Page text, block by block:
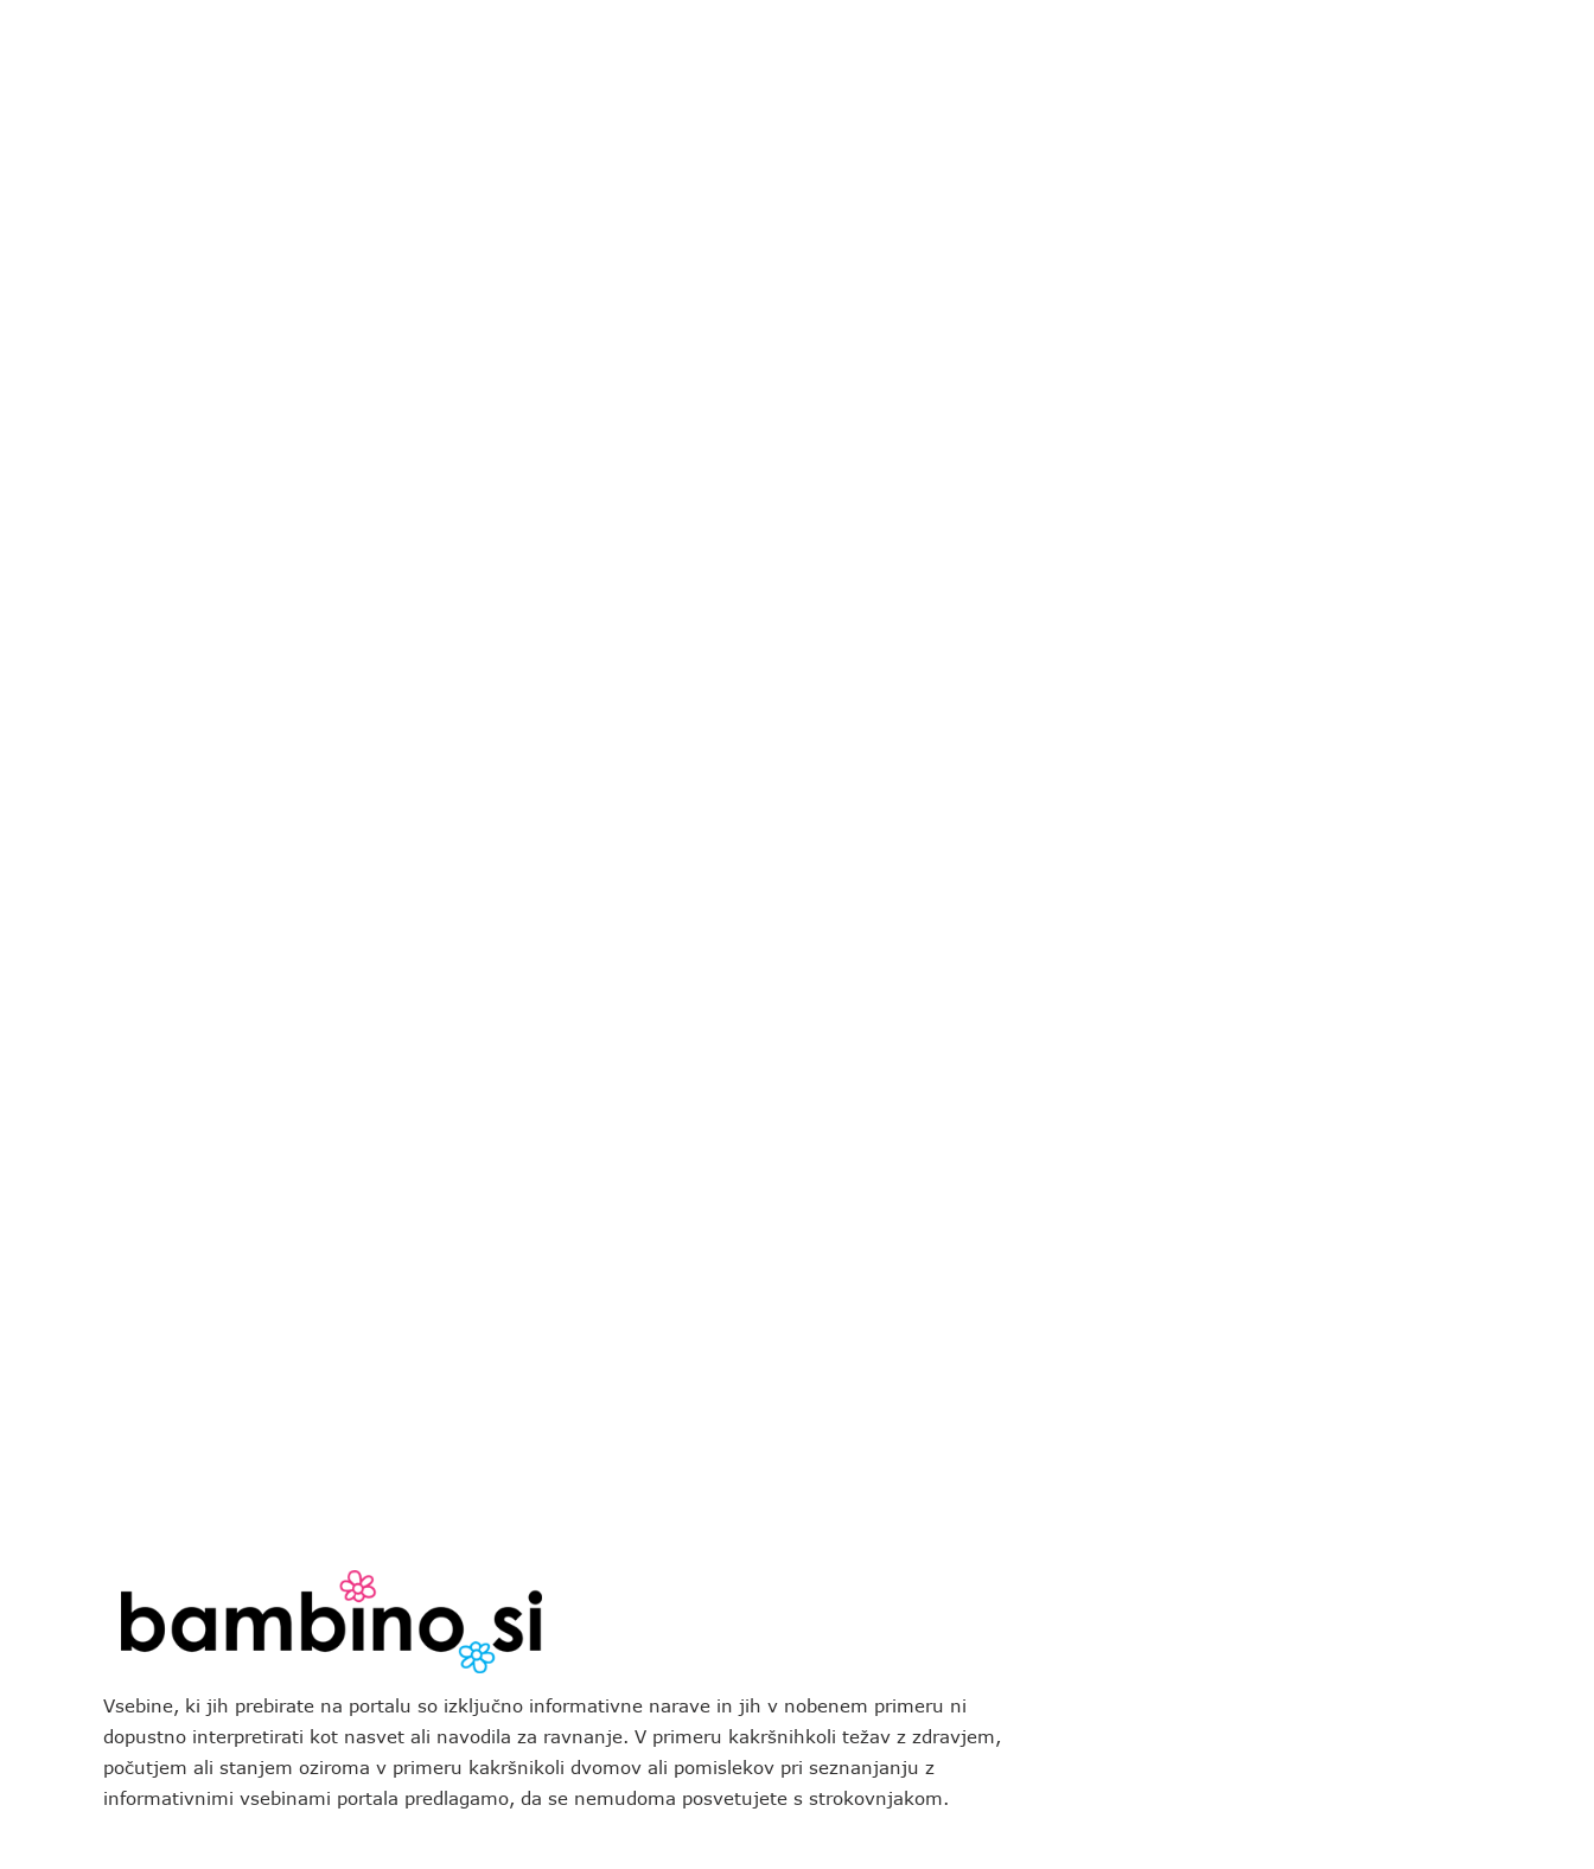
Vsebine, ki jih prebirate na portalu so izključno informativne narave in jih v nobenem primeru ni
dopustno interpretirati kot nasvet ali navodila za ravnanje. V primeru kakršnihkoli težav z zdravjem,
počutjem ali stanjem oziroma v primeru kakršnikoli dvomov ali pomislekov pri seznanjanju z
informativnimi vsebinami portala predlagamo, da se nemudoma posvetujete s strokovnjakom.